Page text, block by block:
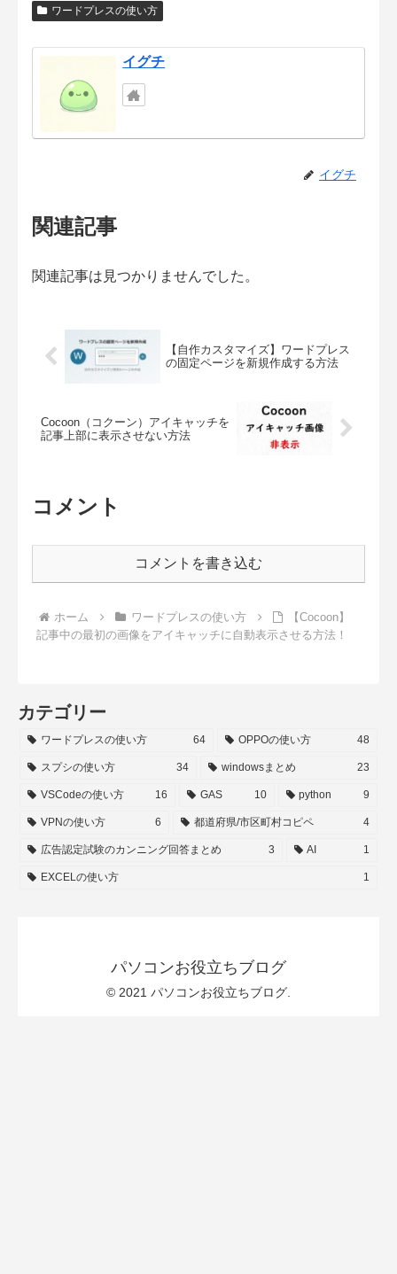
ワードプレスの使い方
イグチ
イグチ
関連記事
関連記事は見つかりませんでした。
【自作カスタマイズ】ワードプレス
の固定ページを新規作成する方法
Cocoon（コクーン）アイキャッチを
記事上部に表示させない方法
コメント
コメントを書き込む
ホーム ワードプレスの使い方
【Cocoon】
記事中の最初の画像をアイキャッチに自動表示させる方法！
カテゴリー
ワードプレスの使い方 64 OPPOの使い方 48
スプシの使い方 34 windowsまとめ 23
VSCodeの使い方 16 GAS 10 python 9
VPNの使い方 6 都道府県/市区町村コピペ 4
広告認定試験のカンニング回答まとめ 3 AI 1
EXCELの使い方 1
パソコンお役立ちブログ
© 2021 パソコンお役立ちブログ.